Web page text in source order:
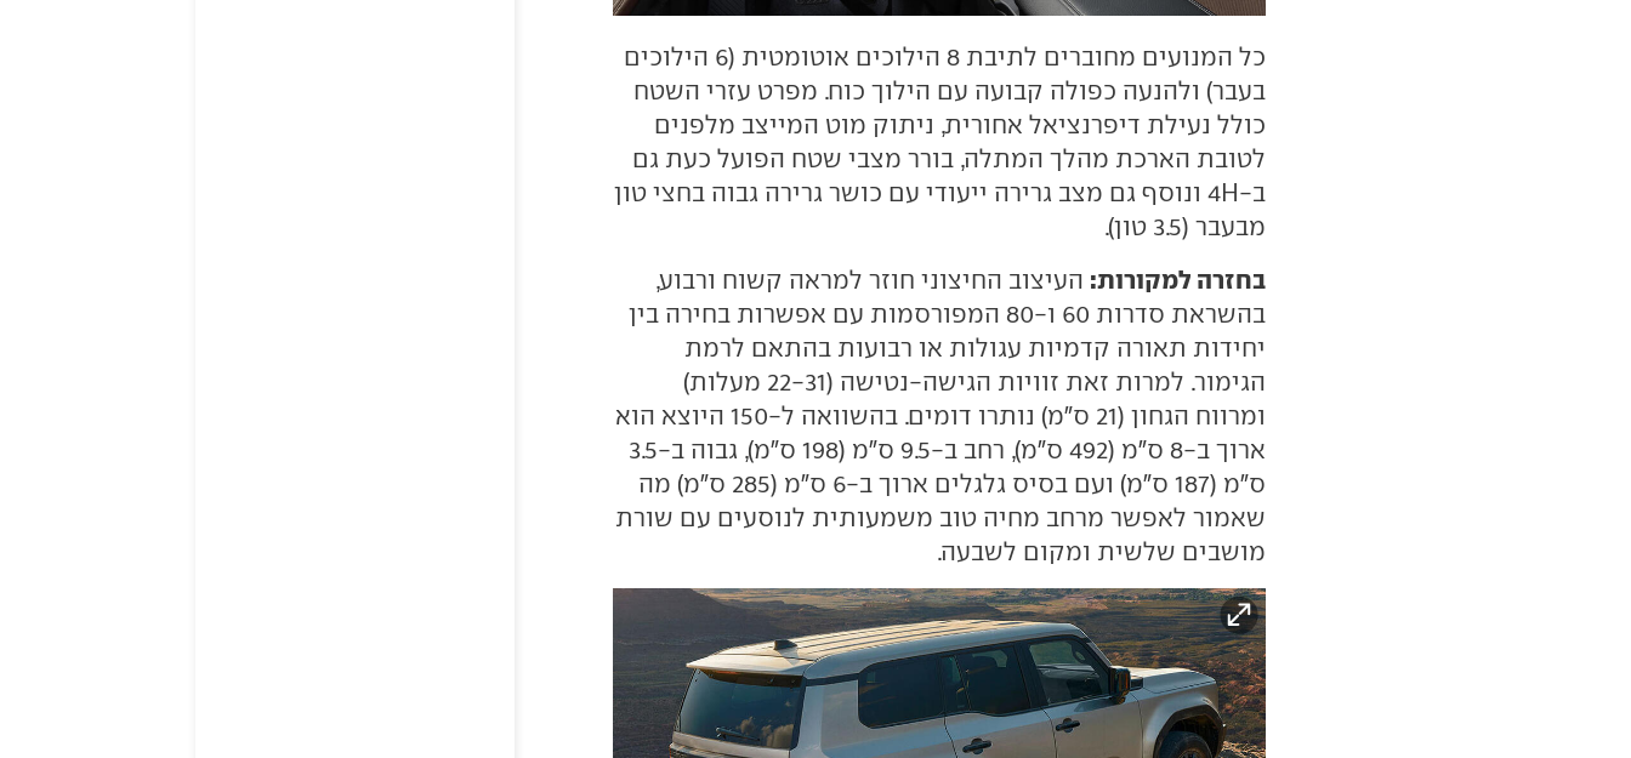
כל המנועים מחוברים לתיבת 8 הילוכים אוטומטית (6 הילוכים
בעבר) ולהנעה כפולה קבועה עם הילוך כוח. מפרט עזרי השטח
כולל נעילת דיפרנציאל אחורית, ניתוק מוט המייצב מלפנים
לטובת הארכת מהלך המתלה, בורר מצבי שטח הפועל כעת גם
ב-4H ונוסף גם מצב גרירה ייעודי עם כושר גרירה גבוה בחצי טון
מבעבר (3.5 טון).
בחזרה למקורות: העיצוב החיצוני חוזר למראה קשוח ורבוע,
בהשראת סדרות 60 ו-80 המפורסמות עם אפשרות בחירה בין
יחידות תאורה קדמיות עגולות או רבועות בהתאם לרמת
הגימור. למרות זאת זוויות הגישה-נטישה (22-31 מעלות)
ומרווח הגחון (21 ס"מ) נותרו דומים. בהשוואה ל-150 היוצא הוא
ארוך ב-8 ס"מ (492 ס"מ), רחב ב-9.5 ס"מ (198 ס"מ), גבוה ב-3.5
ס"מ (187 ס"מ) ועם בסיס גלגלים ארוך ב-6 ס"מ (285 ס"מ) מה
שאמור לאפשר מרחב מחיה טוב משמעותית לנוסעים עם שורת
מושבים שלשית ומקום לשבעה.